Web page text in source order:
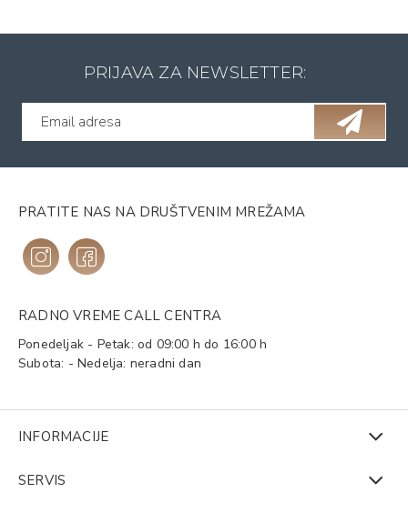
PRIJAVA ZA NEWSLETTER:
PRATITE NAS NA DRUŠTVENIM MREŽAMA
RADNO VREME CALL CENTRA
Ponedeljak - Petak: od 09:00 h do 16:00 h
Subota: - Nedelja: neradni dan
INFORMACIJE
SERVIS